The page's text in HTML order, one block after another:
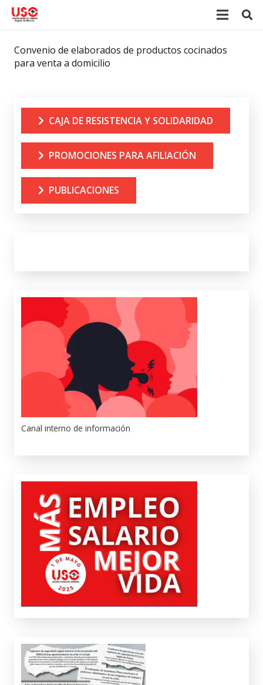
Convenio de elaborados de productos cocinados
para venta a domicilio
CAJA DE RESISTENCIA Y SOLIDARIDAD
PROMOCIONES PARA AFILIACIÓN
PUBLICACIONES
Canal interno de información